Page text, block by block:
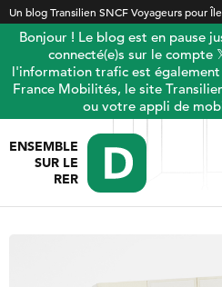
Un blog Transilien SNCF Voyageurs pour
Bonjour ! Le blog est en pause
connecté(e)s sur le compte
l'information trafic est
France Mobilités, le site
ou votre appli de
ENSEMBLE
SUR LE
RER